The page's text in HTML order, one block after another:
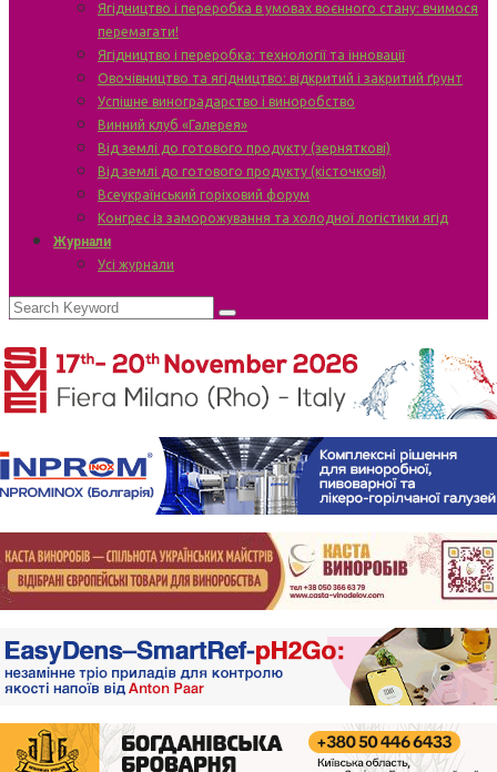
Ягідництво і переробка в умовах воєнного стану: вчимося
перемагати!
Ягідництво і переробка: технології та інновації
Овочівництво та ягідництво: відкритий і закритий ґрунт
Успішне виноградарство і виноробство
Винний клуб «Галерея»
Від землі до готового продукту (зерняткові)
Від землі до готового продукту (кісточкові)
Всеукраїнський горіховий форум
Конгрес із заморожування та холодної логістики ягід
Журнали
Усі журнали